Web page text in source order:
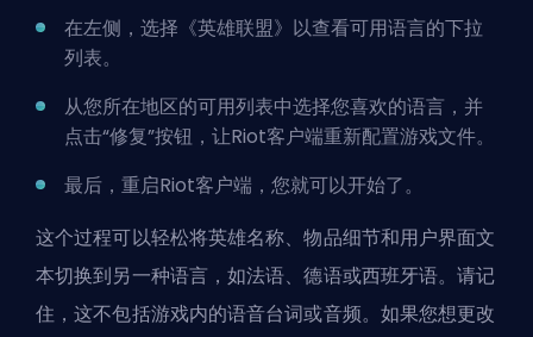
在左侧，选择《英雄联盟》以查看可用语言的下拉
列表。
从您所在地区的可用列表中选择您喜欢的语言，并
点击“修复”按钮，让Riot客户端重新配置游戏文件。
最后，重启Riot客户端，您就可以开始了。
这个过程可以轻松将英雄名称、物品细节和用户界面文
本切换到另一种语言，如法语、德语或西班牙语。请记
住，这不包括游戏内的语音台词或音频。如果您想更改